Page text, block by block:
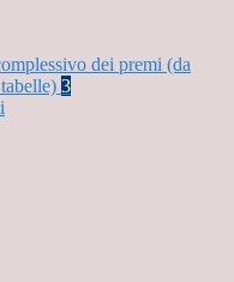
dei premi (da
3